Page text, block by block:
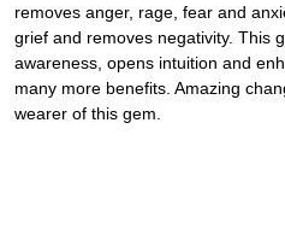
removes anger, rage, fear and
grief and removes negativity. This
awareness, opens intuition and
many more benefits. Amazing
wearer of this gem.